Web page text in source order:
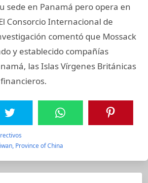
sede en Panamá pero opera en
Consorcio Internacional de
comentó que Mossack
y establecido compañías
las Islas Vírgenes Británicas
Province of China